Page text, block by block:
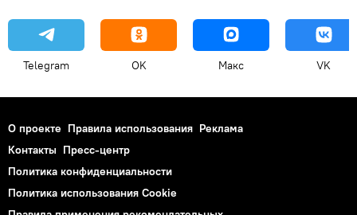
Telegram OK Макс VK
О проекте Правила использования Реклама
Контакты Пресс-центр
Политика конфиденциальности
Политика использования Cookie